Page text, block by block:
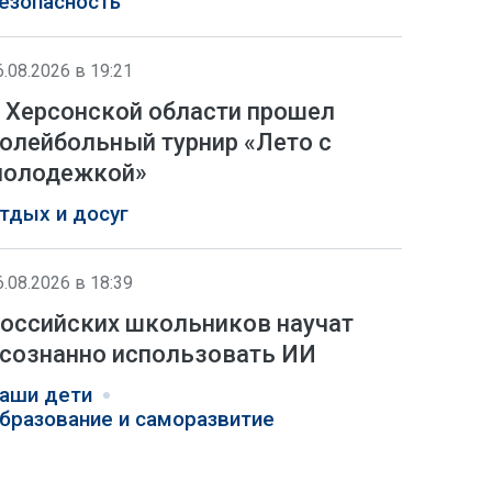
в 19:21
Херсонской области прошел
турнир «Лето с
и досуг
в 18:39
школьников научат
использовать ИИ
дети
и саморазвитие